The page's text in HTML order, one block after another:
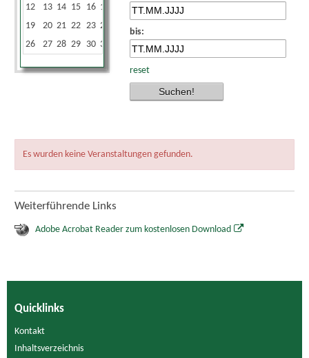
12
13 14 15 16 17
19
20 21 22 23 24
26
27 28 29 30 31
bis:
reset
Es wurden keine Veranstaltungen gefunden.
Weiterführende Links
Adobe Acrobat Reader zum kostenlosen Download
Quicklinks
Kontakt
Inhaltsverzeichnis